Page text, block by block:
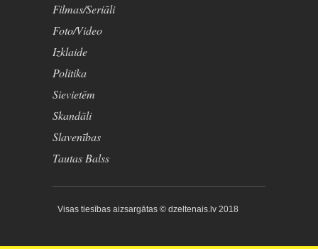
Filmas/Seriāli
Foto/Video
Izklaide
Politika
Sievietēm
Skandāli
Slavenības
Tautas Balss
Visas tiesības aizsargātas © dzeltenais.lv 2018